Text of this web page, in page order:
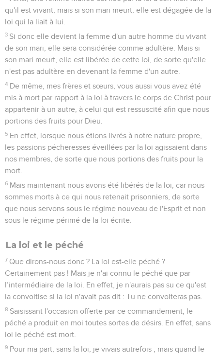
qu'il est vivant, mais si son mari meurt, elle est dégagée de la
loi qui la liait à lui.
3 Si donc elle devient la femme d'un autre homme du vivant
de son mari, elle sera considérée comme adultère. Mais si
son mari meurt, elle est libérée de cette loi, de sorte qu'elle
n'est pas adultère en devenant la femme d'un autre.
4 De même, mes frères et sœurs, vous aussi vous avez été
mis à mort par rapport à la loi à travers le corps de Christ pour
appartenir à un autre, à celui qui est ressuscité afin que nous
portions des fruits pour Dieu.
5 En effet, lorsque nous étions livrés à notre nature propre,
les passions pécheresses éveillées par la loi agissaient dans
nos membres, de sorte que nous portions des fruits pour la
mort.
6 Mais maintenant nous avons été libérés de la loi, car nous
sommes morts à ce qui nous retenait prisonniers, de sorte
que nous servons sous le régime nouveau de l'Esprit et non
sous le régime périmé de la loi écrite.
La loi et le péché
7 Que dirons-nous donc ? La loi est-elle péché ?
Certainement pas ! Mais je n'ai connu le péché que par
l’intermédiaire de la loi. En effet, je n'aurais pas su ce qu'est
la convoitise si la loi n'avait pas dit : Tu ne convoiteras pas.
8 Saisissant l'occasion offerte par ce commandement, le
péché a produit en moi toutes sortes de désirs. En effet, sans
loi le péché est mort.
9 Pour ma part, sans la loi, je vivais autrefois ; mais quand le